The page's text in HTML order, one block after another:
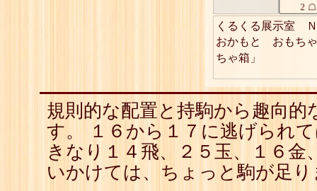
2 ☖
☗
5 ☗
8☖
9
10 ☖
11☗
12☖
13☗
14☖
15☗
くるくる展示室　
おかもと　おもち
ちゃ箱」
規則的な配置と持駒から趣向的
す。 １６から１７に逃げられ
きなり１４飛、２５玉、１６金
いかけては、ちょっと駒が足